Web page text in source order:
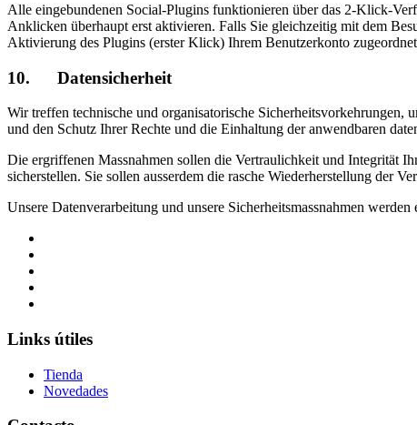
Alle eingebundenen Social-Plugins funktionieren über das 2-Klick-
Anklicken überhaupt erst aktivieren. Falls Sie gleichzeitig mit dem
Aktivierung des Plugins (erster Klick) Ihrem Benutzerkonto
10. Datensicherheit
Wir treffen technische und organisatorische Sicherheitsvorkehrungen,
und den Schutz Ihrer Rechte und die Einhaltung der anwendbaren
Die ergriffenen Massnahmen sollen die Vertraulichkeit und Integrität
sicherstellen. Sie sollen ausserdem die rasche Wiederherstellung der
Unsere Datenverarbeitung und unsere Sicherheitsmassnahmen
Links útiles
Tienda
Novedades